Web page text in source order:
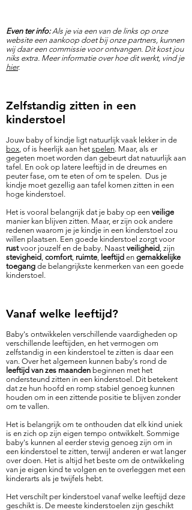
Even ter info:Als je via een van de links op onze
website een aankoop doet bij onze partners, kunnen
wij daar een commissie voor ontvangen. Dit kost jou
niks extra. Meer informatie over hoe dit werkt, vind je
hier.​
Zelfstandig zitten in een
kinderstoel
​Jouw baby of kindje ligt natuurlijk vaak lekker in de
box, of is heerlijk aan het spelen. Maar, als er
gegeten moet worden dan gebeurt dat natuurlijk aan
tafel. En ook op latere leeftijd in de dreumes en
peuter fase, om te eten of om te spelen. Dus je
kindje moet gezellig aan tafel komen zitten in een
hoge kinderstoel.
Het is vooral belangrijk dat je baby op een veilige
manier kan blijven zitten. Maar, er zijn ook andere
redenen waarom je je kindje in een kinderstoel zou
willen plaatsen. Een goede kinderstoel zorgt voor
rustvoor jouzelf en de baby. Naast veiligheid, zijn
stevigheid, comfort, ruimte, leeftijd en gemakkelijke
toegang de belangrijkste kenmerken van een goede
kinderstoel.
Vanaf welke leeftijd?
Baby's ontwikkelen verschillende vaardigheden op
verschillende leeftijden, en het vermogen om
zelfstandig in een kinderstoel te zitten is daar een
van. Over het algemeen kunnen baby's rond de
leeftijd van zes maanden beginnen met het
ondersteund zitten in een kinderstoel. Dit betekent
dat ze hun hoofd en romp stabiel genoeg kunnen
houden om in een zittende positie te blijven zonder
om te vallen.
Het is belangrijk om te onthouden dat elk kind uniek
is en zich op zijn eigen tempo ontwikkelt. Sommige
baby's kunnen al eerder stevig genoeg zijn om in
een kinderstoel te zitten, terwijl anderen er wat langer
over doen. Het is altijd het beste om de ontwikkeling
van je eigen kind te volgen en te overleggen met een
kinderarts als je twijfels hebt.
Het verschilt per kinderstoel vanaf welke leeftijd deze
geschikt is. De meeste kinderstoelen zijn geschikt